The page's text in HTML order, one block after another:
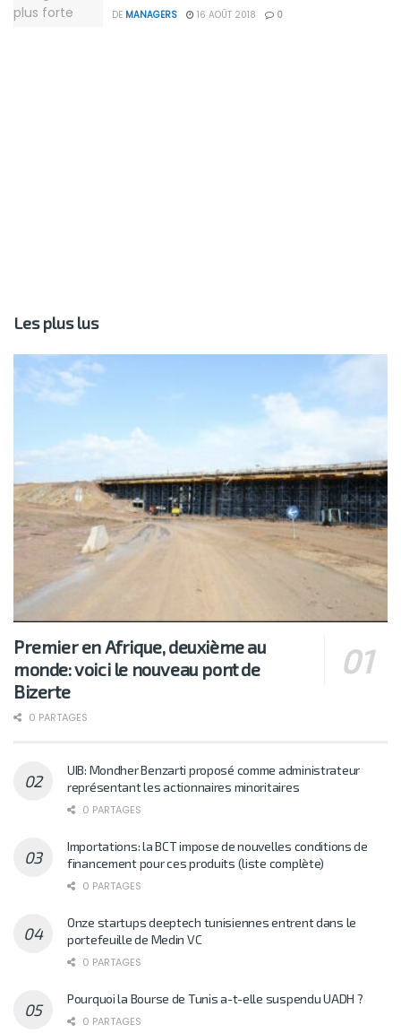
DE MANAGERS 16 AOÛT 2018 0
Les plus lus
Premier en Afrique, deuxième au
monde: voici le nouveau pont de
Bizerte
0 PARTAGES
UIB: Mondher Benzarti proposé comme administrateur
représentant les actionnaires minoritaires
0 PARTAGES
Importations: la BCT impose de nouvelles conditions de
financement pour ces produits (liste complète)
0 PARTAGES
Onze startups deeptech tunisiennes entrent dans le
portefeuille de Medin VC
0 PARTAGES
Pourquoi la Bourse de Tunis a-t-elle suspendu UADH ?
0 PARTAGES